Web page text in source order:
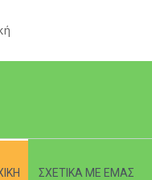
ΣΧΕΤΙΚΑ ΜΕ ΕΜΑΣ